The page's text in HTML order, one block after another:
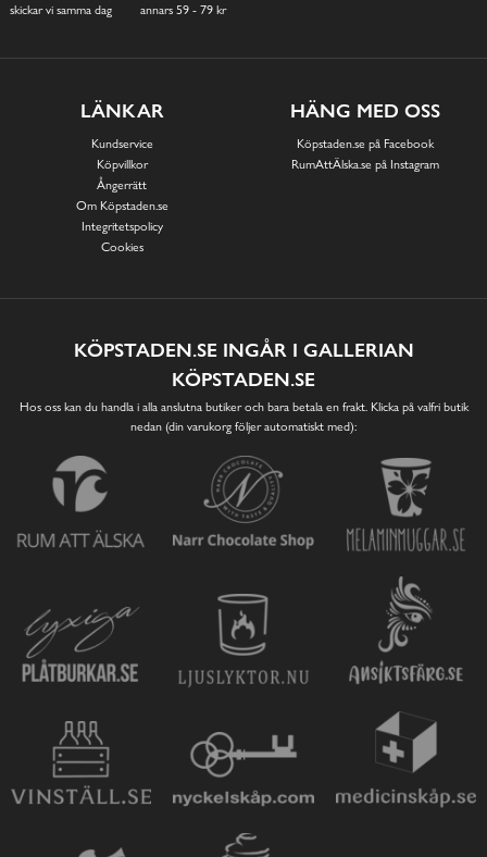
skickar vi samma dag
annars 59 - 79 kr
LÄNKAR
Kundservice
Köpvillkor
Ångerrätt
Om Köpstaden.se
Integritetspolicy
Cookies
HÄNG MED OSS
Köpstaden.se på Facebook
RumAttÄlska.se på Instagram
KÖPSTADEN.SE INGÅR I GALLERIAN
KÖPSTADEN.SE
Hos oss kan du handla i alla anslutna butiker och bara betala en frakt. Klicka på valfri butik
nedan (din varukorg följer automatiskt med):